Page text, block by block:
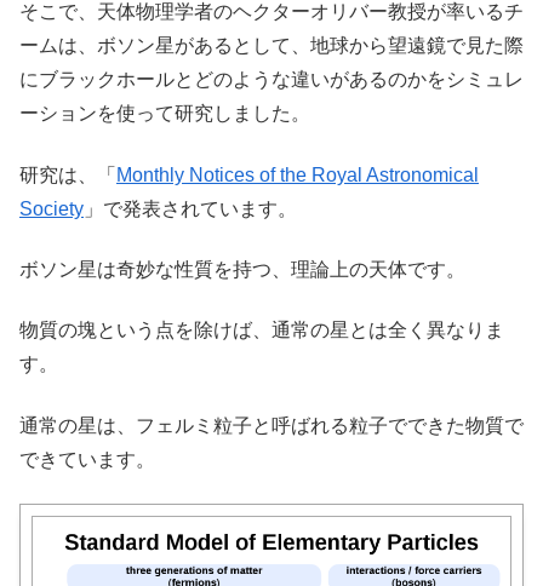
そこで、天体物理学者のヘクターオリバー教授が率いるチ
ームは、ボソン星があるとして、地球から望遠鏡で見た際
にブラックホールとどのような違いがあるのかをシミュレ
ーションを使って研究しました。
研究は、「 Monthly Notices of the Royal Astronomical
Society 」で発表されています。
ボソン星は奇妙な性質を持つ、理論上の天体です。
物質の塊という点を除けば、通常の星とは全く異なりま
す。
通常の星は、フェルミ粒子と呼ばれる粒子でできた物質で
できています。